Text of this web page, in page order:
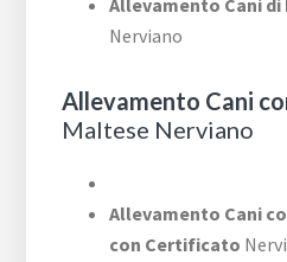
Allevamento Cani di
Nerviano
Allevamento Cani
Maltese Nerviano
Allevamento Cani
con Certificato